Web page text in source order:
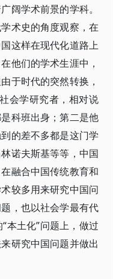
阔学术前景的学科。
术史的角度观察，在
这样在现代化道路上
他们的学术生涯中，
于时代的突然转换，
会学研究者，相对说
科班出身；第二是他
的差不多都是这门学
诺夫斯基等等，中国
融合中国传统教育和
较多用来研究中国问
，也以社会学最有代
本土化”问题上，做过
研究中国问题并做出